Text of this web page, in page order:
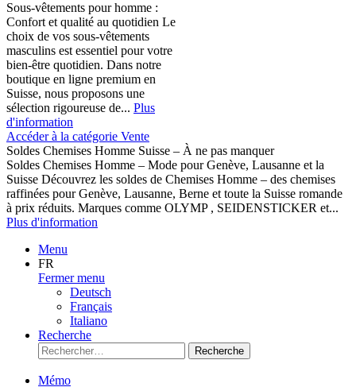
Sous-vêtements pour homme :
Confort et qualité au quotidien Le
choix de vos sous-vêtements
masculins est essentiel pour votre
bien-être quotidien. Dans notre
boutique en ligne premium en
Suisse, nous proposons une
sélection rigoureuse de... Plus
d'information
Accéder à la catégorie Vente
Soldes Chemises Homme Suisse – À ne pas manquer
Soldes Chemises Homme – Mode pour Genève, Lausanne et la
Suisse Découvrez les soldes de Chemises Homme – des chemises
raffinées pour Genève, Lausanne, Berne et toute la Suisse romande
à prix réduits. Marques comme OLYMP , SEIDENSTICKER et...
Plus d'information
Menu
FR
Fermer menu
Deutsch
Français
Italiano
Recherche
Recherche
Mémo